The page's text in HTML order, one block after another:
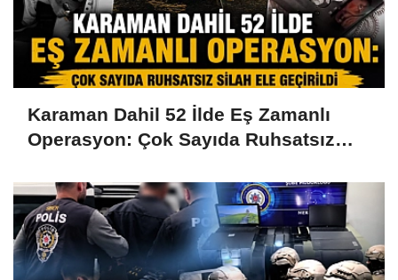
Karaman Dahil 52 İlde Eş Zamanlı
Operasyon: Çok Sayıda Ruhsatsız